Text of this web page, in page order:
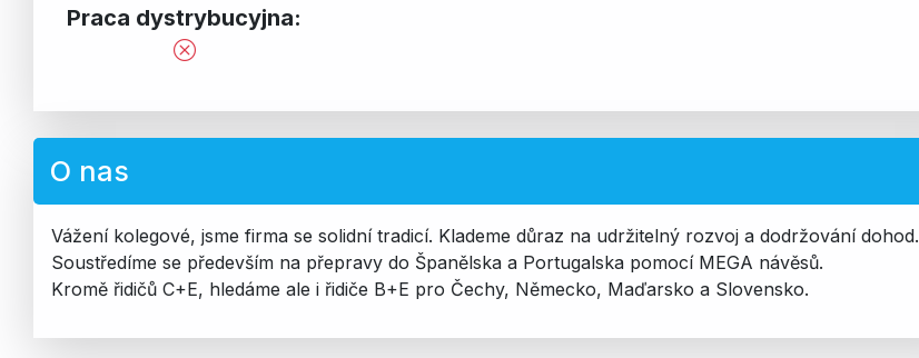
Praca dystrybucyjna:
O nas
Vážení kolegové, jsme firma se solidní tradicí. Klademe důraz na udržitelný rozvoj a dodržování dohod.
Soustředíme se především na přepravy do Španělska a Portugalska pomocí MEGA návěsů.
Kromě řidičů C+E, hledáme ale i řidiče B+E pro Čechy, Německo, Maďarsko a Slovensko.